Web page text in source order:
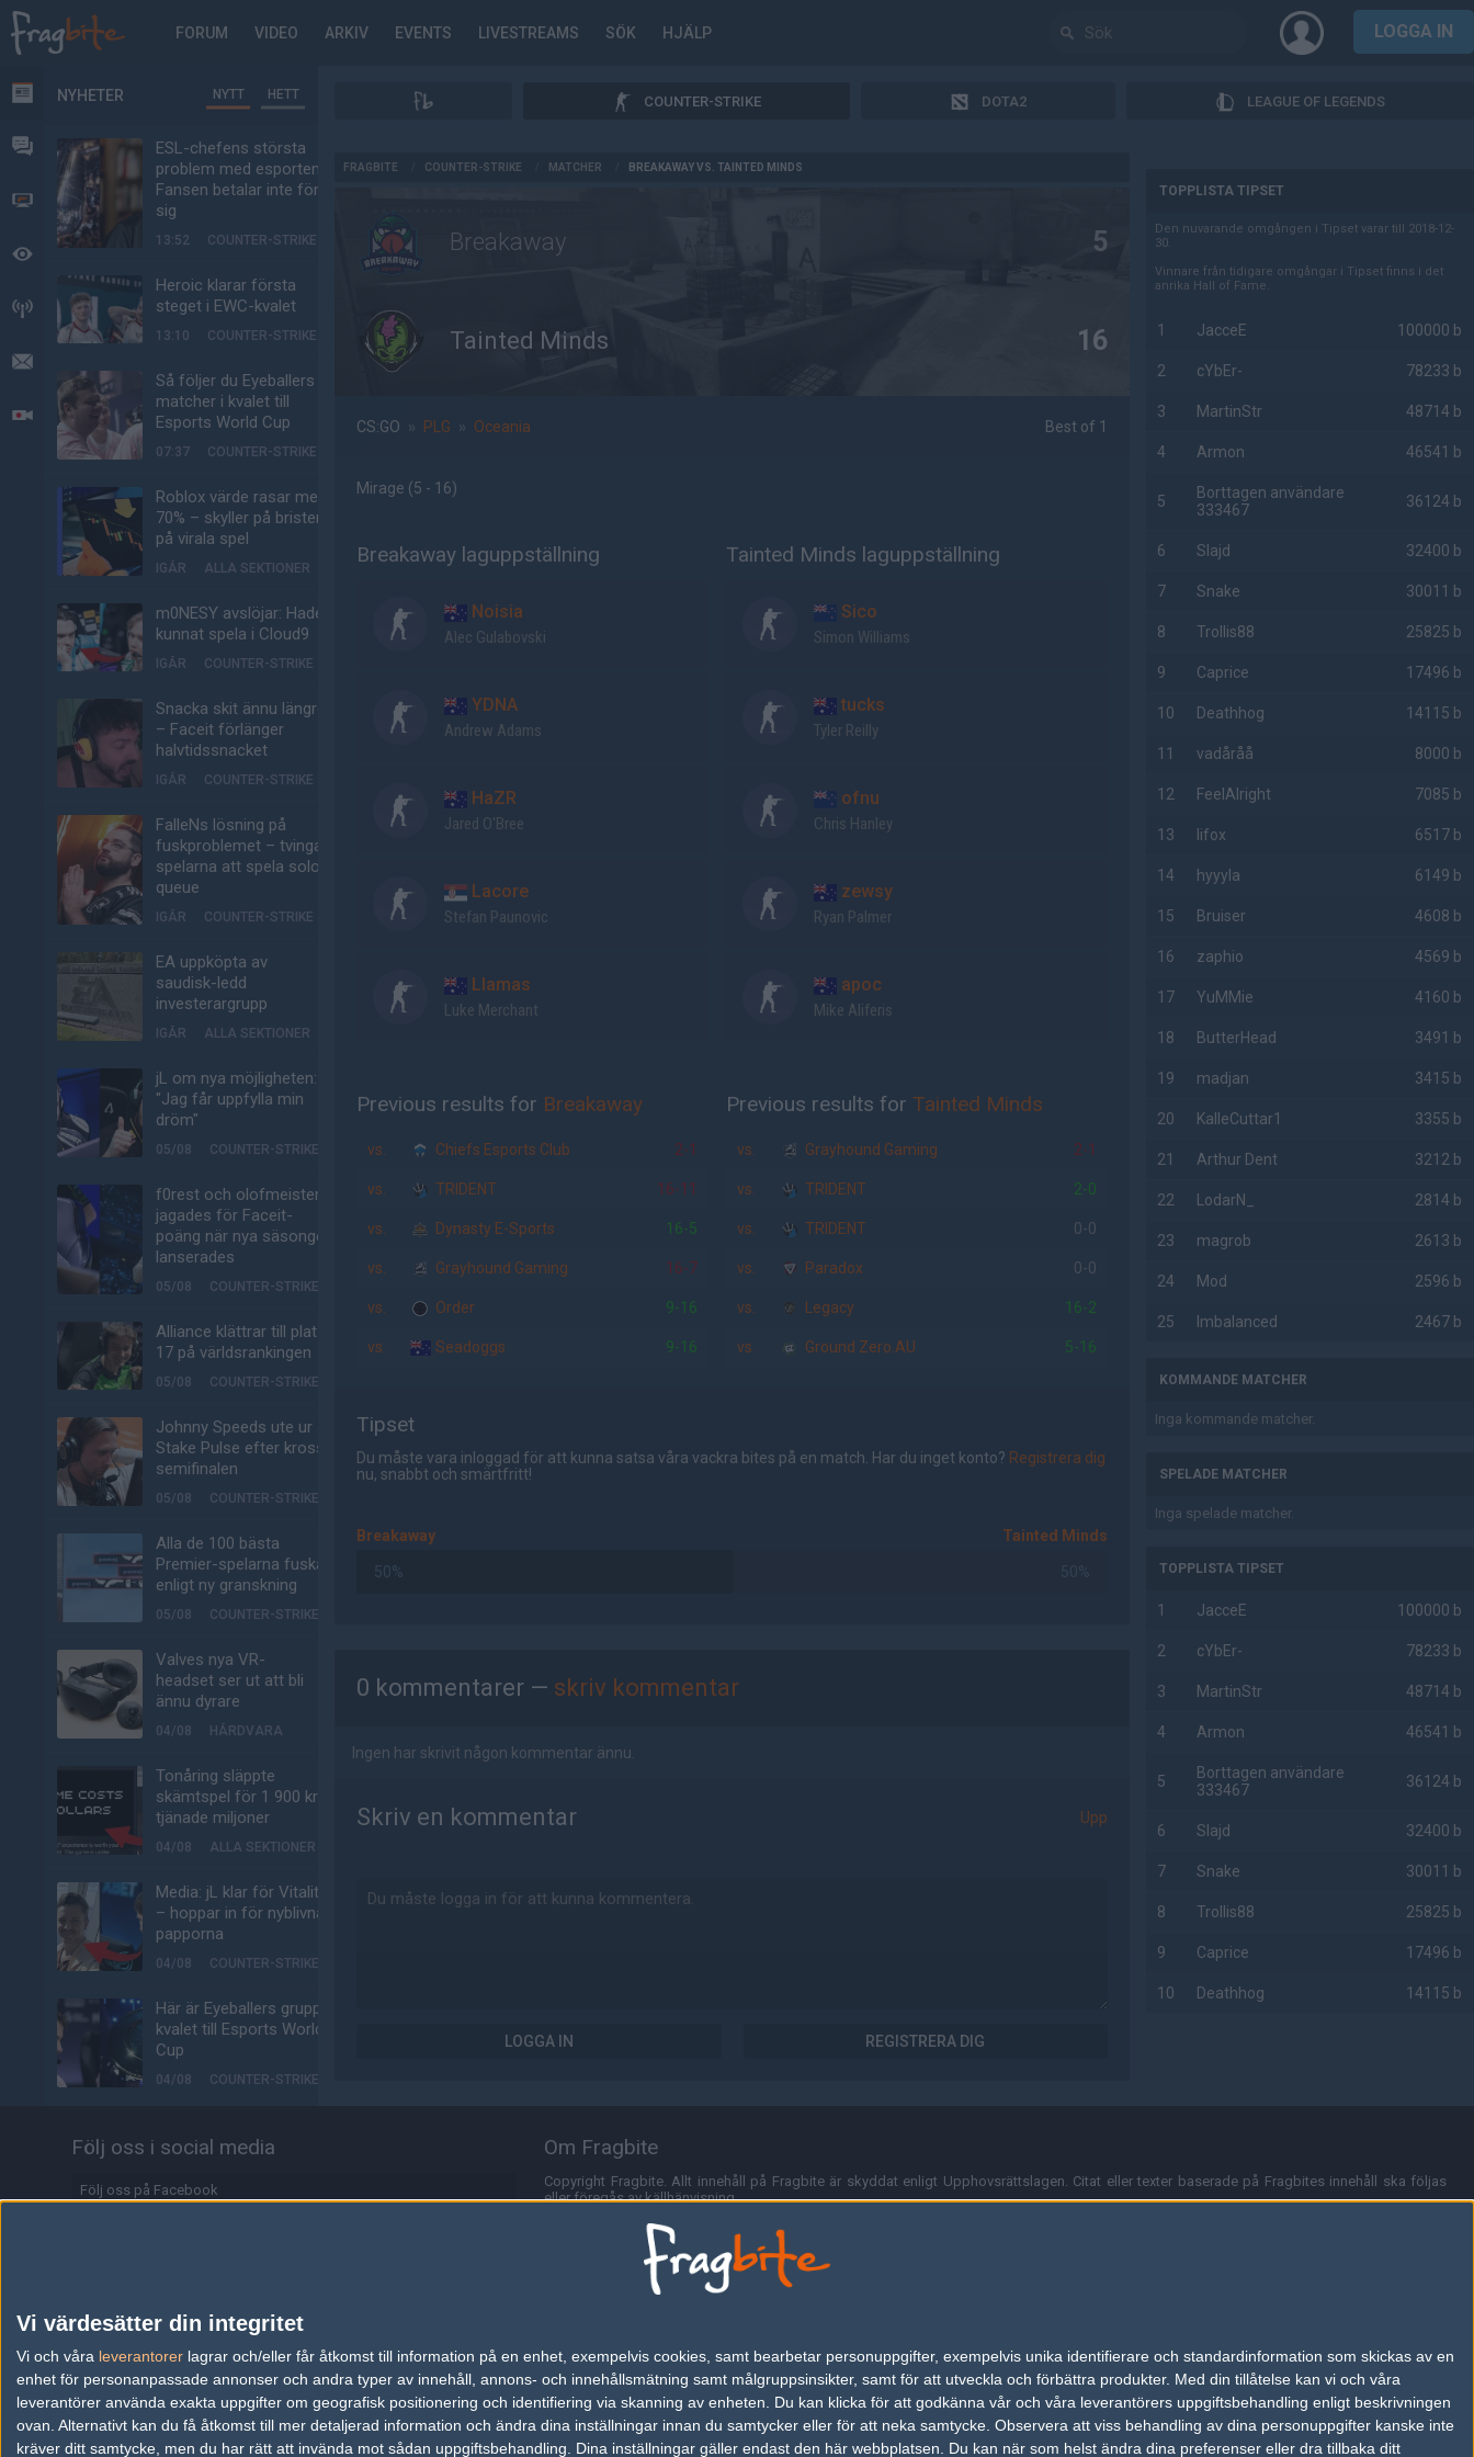
Vi värdesätter din integritet
Vi och våra leverantorer lagrar och/eller får åtkomst till information på en enhet, exempelvis cookies, samt bearbetar personuppgifter, exempelvis unika identifierare och standardinformation som skickas av en
enhet för personanpassade annonser och andra typer av innehåll, annons- och innehållsmätning samt målgruppsinsikter, samt för att utveckla och förbättra produkter. Med din tillåtelse kan vi och våra
leverantörer använda exakta uppgifter om geografisk positionering och identifiering via skanning av enheten. Du kan klicka för att godkänna vår och våra leverantörers uppgiftsbehandling enligt beskrivningen
ovan. Alternativt kan du få åtkomst till mer detaljerad information och ändra dina inställningar innan du samtycker eller för att neka samtycke. Observera att viss behandling av dina personuppgifter kanske inte
kräver ditt samtycke, men du har rätt att invända mot sådan uppgiftsbehandling. Dina inställningar gäller endast den här webbplatsen. Du kan när som helst ändra dina preferenser eller dra tillbaka ditt
FORUM VIDEO ARKIV EVENTS LIVESTREAMS SÖK HJÄLP LOGGA IN
NYHETER
FORUM
VIDEO
HÄNDELSER
LIVESÄNDNINGAR
NYHETER NYTT HETT
ESL-chefens största
problem med esporten:
Fansen betalar inte för
sig
13:52 COUNTER-STRIKE
Heroic klarar första
steget i EWC-kvalet
13:10 COUNTER-STRIKE
Så följer du Eyeballers
matcher i kvalet till
Esports World Cup
07:37 COUNTER-STRIKE
Roblox värde rasar med
70% – skyller på bristen
på virala spel
IGÅR ALLA SEKTIONER
m0NESY avslöjar: Hade
kunnat spela i Cloud9
IGÅR COUNTER-STRIKE
Snacka skit ännu längre
– Faceit förlänger
halvtidssnacket
IGÅR COUNTER-STRIKE
FalleNs lösning på
fuskproblemet – tvinga
spelarna att spela solo-
queue
IGÅR COUNTER-STRIKE
EA uppköpta av
saudisk-ledd
investerargrupp
IGÅR ALLA SEKTIONER
jL om nya möjligheten:
"Jag får uppfylla min
dröm"
05/08 COUNTER-STRIKE
f0rest och olofmeister
jagades för Faceit-
poäng när nya säsongen
lanserades
05/08 COUNTER-STRIKE
Alliance klättrar till plats
17 på världsrankingen
05/08 COUNTER-STRIKE
Johnny Speeds ute ur
Stake Pulse efter kross i
semifinalen
05/08 COUNTER-STRIKE
Alla de 100 bästa
Premier-spelarna fuskar
enligt ny granskning
05/08 COUNTER-STRIKE
Valves nya VR-
headset ser ut att bli
ännu dyrare
04/08 HÅRDVARA
Tonåring släppte
skämtspel för 1 900 kr –
tjänade miljoner
04/08 ALLA SEKTIONER
Media: jL klar för Vitality
– hoppar in för nyblivna
papporna
04/08 COUNTER-STRIKE
Här är Eyeballers grupp i
kvalet till Esports World
Cup
04/08 COUNTER-STRIKE
semifinal i LAN:et efter
04/08 COUNTER-STRIKE
Biljetterna till Majorn i
Buenos Aires är ute
04/08 COUNTER-STRIKE
Johnny Speeds vidare till
slutspel – skickar hem
COUNTER-STRIKE DOTA2 LEAGUE OF LEGENDS
FRAGBITE COUNTER-STRIKE MATCHER BREAKAWAY VS. TAINTED MINDS
Breakaway 5
Tainted Minds 16
CS:GO » PLG » Oceania Best of 1
Mirage (5 - 16)
Breakaway laguppställning
Noisia
Alec Gulabovski
YDNA
Andrew Adams
HaZR
Jared O'Bree
Lacore
Stefan Paunovic
Llamas
Luke Merchant
Tainted Minds laguppställning
Sico
Simon Williams
tucks
Tyler Reilly
ofnu
Chris Hanley
zewsy
Ryan Palmer
apoc
Mike Aliferis
Previous results for Breakaway
vs. Chiefs Esports Club 2-1
vs. TRIDENT 16-11
vs. Dynasty E-Sports 16-5
vs. Grayhound Gaming 16-7
vs. Order 9-16
vs. Seadoggs 9-16
Previous results for Tainted Minds
vs. Grayhound Gaming 2-1
vs. TRIDENT 2-0
vs. TRIDENT 0-0
vs. Paradox 0-0
vs. Legacy 16-2
vs. Ground Zero.AU 5-16
Tipset
Du måste vara inloggad för att kunna satsa våra vackra bites på en match. Har du inget konto? Registrera dig
nu, snabbt och smärtfritt!
Breakaway Tainted Minds
50% 50%
0 kommentarer — skriv kommentar
Ingen har skrivit någon kommentar ännu.
Skriv en kommentar Upp
LOGGA IN REGISTRERA DIG
TOPPLISTA TIPSET
Den nuvarande omgången i Tipset varar till 2018-12-
30.
Vinnare från tidigare omgångar i Tipset finns i det
anrika Hall of Fame.
1 JacceE 100000 b
2 cYbEr- 78233 b
3 MartinStr 48714 b
4 Armon 46541 b
5
Borttagen användare
333467
36124 b
6 Slajd 32400 b
7 Snake 30011 b
8 Trollis88 25825 b
9 Caprice 17496 b
10 Deathhog 14115 b
11 vadåråå 8000 b
12 FeelAlright 7085 b
13 lifox 6517 b
14 hyyyla 6149 b
15 Bruiser 4608 b
16 zaphio 4569 b
17 YuMMie 4160 b
18 ButterHead 3491 b
19 madjan 3415 b
20 KalleCuttar1 3355 b
21 Arthur Dent 3212 b
22 LodarN_ 2814 b
23 magrob 2613 b
24 Mod 2596 b
25 Imbalanced 2467 b
KOMMANDE MATCHER
Inga kommande matcher.
SPELADE MATCHER
Inga spelade matcher.
TOPPLISTA TIPSET
1 JacceE 100000 b
2 cYbEr- 78233 b
3 MartinStr 48714 b
4 Armon 46541 b
5
Borttagen användare
333467
36124 b
6 Slajd 32400 b
7 Snake 30011 b
8 Trollis88 25825 b
9 Caprice 17496 b
10 Deathhog 14115 b
Följ oss i social media
Följ oss på Facebook
Information
Annonsering
Copyright och Privacy Policy
Om Fragbite
Copyright Fragbite. Allt innehåll på Fragbite är skyddat enligt Upphovsrättslagen. Citat eller texter baserade på Fragbites innehåll ska följas
eller föregås av källhänvisning.
Alla åsikter uttryckta på Fragbite representerar varje enskild skribent och överensstämmer inte nödvändigtvis med Fragbites åsikter.
Programmering och design av Fredric Bohlin. För frågor rörande sajten kan du skicka iväg ett email till
Fragbite använder cookies för att spara användarspecifik information så som t.ex. användarnamn. Cookies sparas även när man deltar i
omröstningar och för att föra statistik. För att slippa cookies kan du stänga av cookies i din webbläsares inställningar eller välja att inte
besöka Fragbite. Den här textraden finns här på grund av lagen om elektronisk kommunikation som trädde i kraft 25 juli 2003.
Annonsering